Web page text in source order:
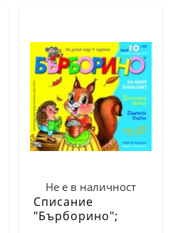
Не е в наличност
Списание
"Бърборино";